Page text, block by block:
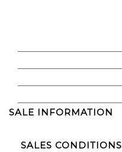
SALE INFORMATION
SALES CONDITIONS